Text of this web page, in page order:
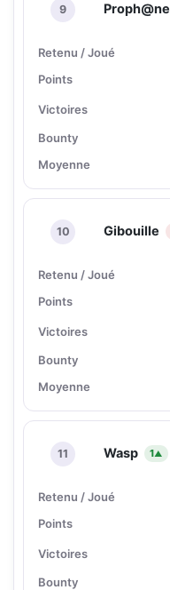
9 Proph@ne
10 Gibouille
11 Wasp 1▲